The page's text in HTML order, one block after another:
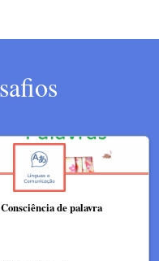
Consciência de palavra